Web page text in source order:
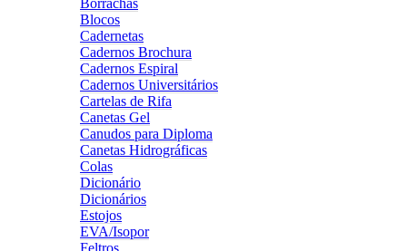
Borrachas
Blocos
Cadernetas
Cadernos Brochura
Cadernos Espiral
Cadernos Universitários
Cartelas de Rifa
Canetas Gel
Canudos para Diploma
Canetas Hidrográficas
Colas
Dicionário
Dicionários
Estojos
EVA/Isopor